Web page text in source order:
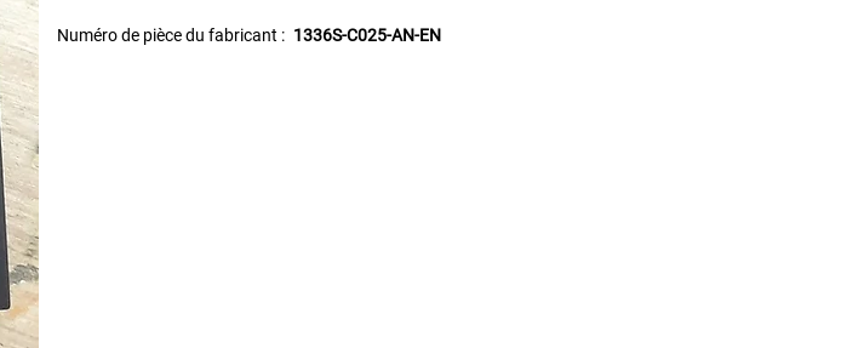
Numéro de pièce du fabricant : 1336S-C025-AN-EN